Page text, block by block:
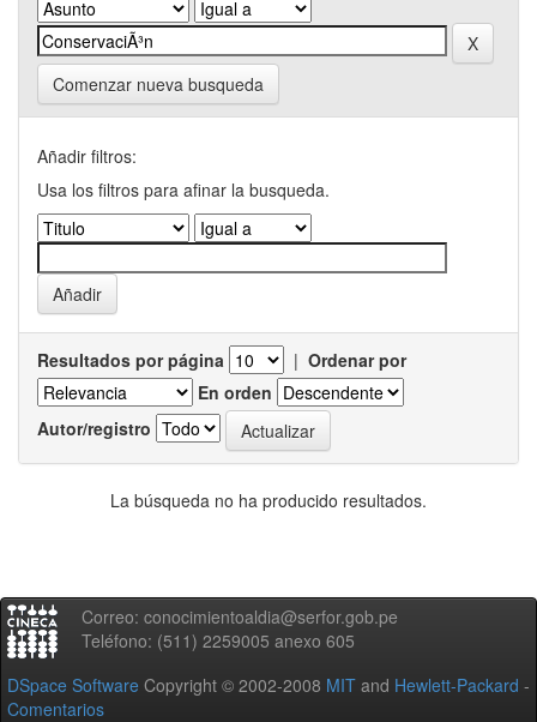
Comenzar nueva busqueda
Añadir filtros:
Usa los filtros para afinar la busqueda.
Resultados por página | Ordenar por
En orden
Autor/registro
La búsqueda no ha producido resultados.
Correo: conocimientoaldia@serfor.gob.pe
Teléfono: (511) 2259005 anexo 605
DSpace Software Copyright © 2002-2008 MIT and Hewlett-Packard -
Comentarios